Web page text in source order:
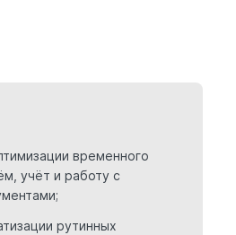
временного
учёт и работу с
рутинных